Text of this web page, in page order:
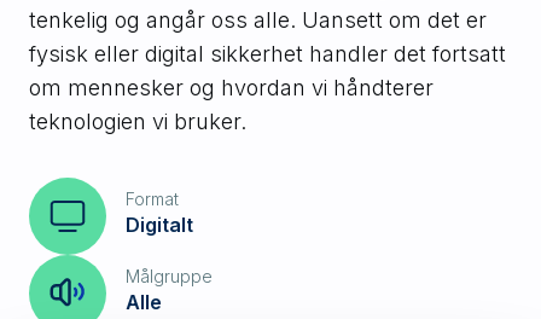
tenkelig og angår oss alle. Uansett om det er
fysisk eller digital sikkerhet handler det fortsatt
om mennesker og hvordan vi håndterer
teknologien vi bruker.
Format
Digitalt
Målgruppe
Alle